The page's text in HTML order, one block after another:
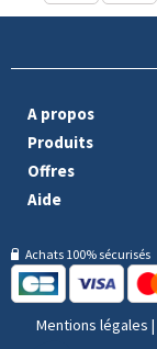
A propos
Produits
Offres
Aide
Achats 100% sécurisés
Mentions légales |